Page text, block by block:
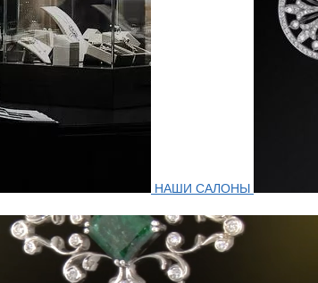
НАШИ САЛОНЫ